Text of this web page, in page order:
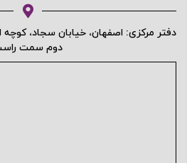
دفتر مرکزی: اصفهان، خیابان سجاد،
دوم سمت